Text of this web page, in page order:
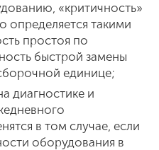
«критичность»
определяется такими
простоя по
быстрой замены
единице;
диагностике и
в том случае, если
оборудования в